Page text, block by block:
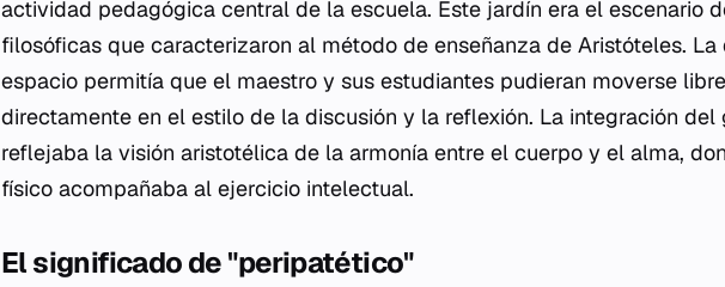
actividad pedagógica central de la escuela. Este jardín era el escenario
filosóficas que caracterizaron al método de enseñanza de Aristóteles.
espacio permitía que el maestro y sus estudiantes pudieran moverse
directamente en el estilo de la discusión y la reflexión. La integración del
reflejaba la visión aristotélica de la armonía entre el cuerpo y el alma,
físico acompañaba al ejercicio intelectual.
El significado de "peripatético"